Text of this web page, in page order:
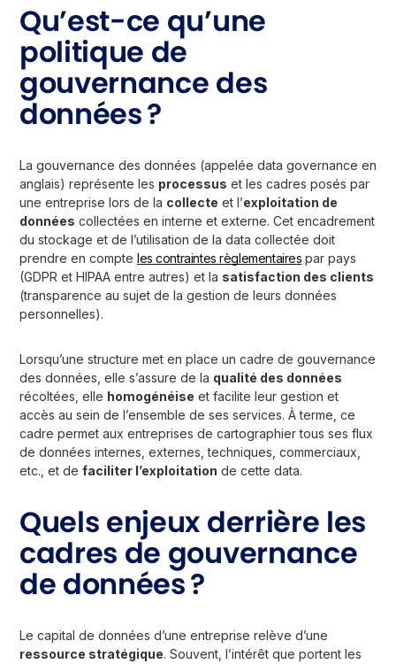
Qu’est-ce qu’une
politique de
gouvernance des
données ?
La gouvernance des données (appelée data governance en
anglais) représente les processus et les cadres posés par
une entreprise lors de la collecte et l’exploitation de
données collectées en interne et externe. Cet encadrement
du stockage et de l’utilisation de la data collectée doit
prendre en compte les contraintes règlementaires par pays
(GDPR et HIPAA entre autres) et la satisfaction des clients
(transparence au sujet de la gestion de leurs données
personnelles).
Lorsqu’une structure met en place un cadre de gouvernance
des données, elle s’assure de la qualité des données
récoltées, elle homogénéise et facilite leur gestion et
accès au sein de l’ensemble de ses services. À terme, ce
cadre permet aux entreprises de cartographier tous ses flux
de données internes, externes, techniques, commerciaux,
etc., et de faciliter l’exploitation de cette data.
Quels enjeux derrière les
cadres de gouvernance
de données ?
Le capital de données d’une entreprise relève d’une
ressource stratégique. Souvent, l’intérêt que portent les